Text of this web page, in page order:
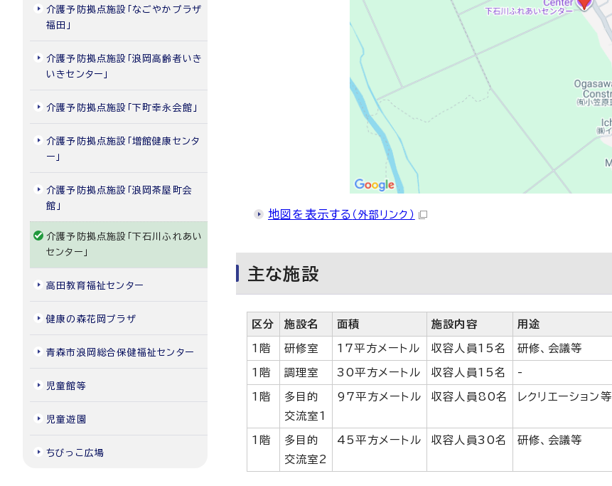
地図を表示する （外部リンク）
主な施設
区分 施設名 面積 施設内容 用途
1階 研修室 17平方メートル 収容人員15名 研修、会議等
1階 調理室 30平方メートル 収容人員15名 -
1階
多目的
交流室1
97平方メートル 収容人員80名 レクリエーション等
1階
多目的
交流室2
45平方メートル 収容人員30名 研修、会議等
介護予防拠点施設「なごやかプラザ
福田」
介護予防拠点施設「浪岡高齢者いき
いきセンター」
介護予防拠点施設「下町幸永会館」
介護予防拠点施設「増館健康センタ
ー」
介護予防拠点施設「浪岡茶屋町会
館」
介護予防拠点施設「下石川ふれあい
センター」
高田教育福祉センター
健康の森花岡プラザ
青森市浪岡総合保健福祉センター
児童館等
児童遊園
ちびっこ広場